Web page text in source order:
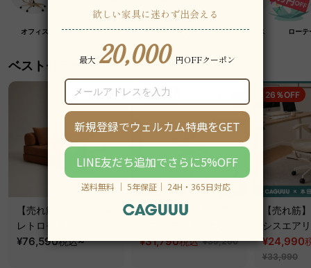
オフィス クラフト紙家具 高級木材家具 マットレス ロー
ベストセラー
【売れ筋】Soft Prime
レトロモダンソファベ
ッド｜20色以上から選
¥76,590税込~
19％OFF
【売れ筋】AXISU アク
スチェア
¥31,790税込 ¥39,290
26％OFF
【売れ筋
シスエア
フィスチ
¥24,990
¥33,990